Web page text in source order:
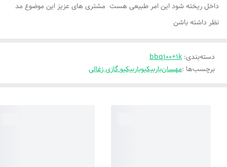
داخل ریخته شود این امر طبیعی هست مشتری های عزیز این موضوع مد
نظر داشته باشن
دسته‌بندی:
bbq100+1k
برچسب‌ها :مهسانباربیکیوباربیکیو گازی زغالی